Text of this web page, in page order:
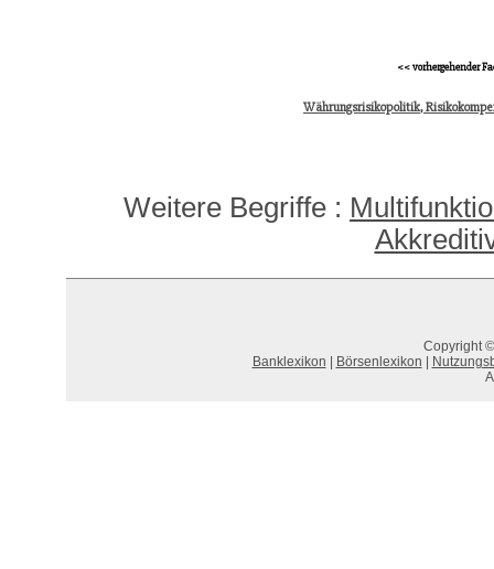
<< vorhergehender
Währungsrisikopolitik,
Weitere Begriffe :
Copyright
Banklexikon
Börsenlexikon